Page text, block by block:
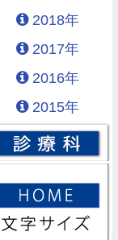
2018年
2017年
2016年
2015年